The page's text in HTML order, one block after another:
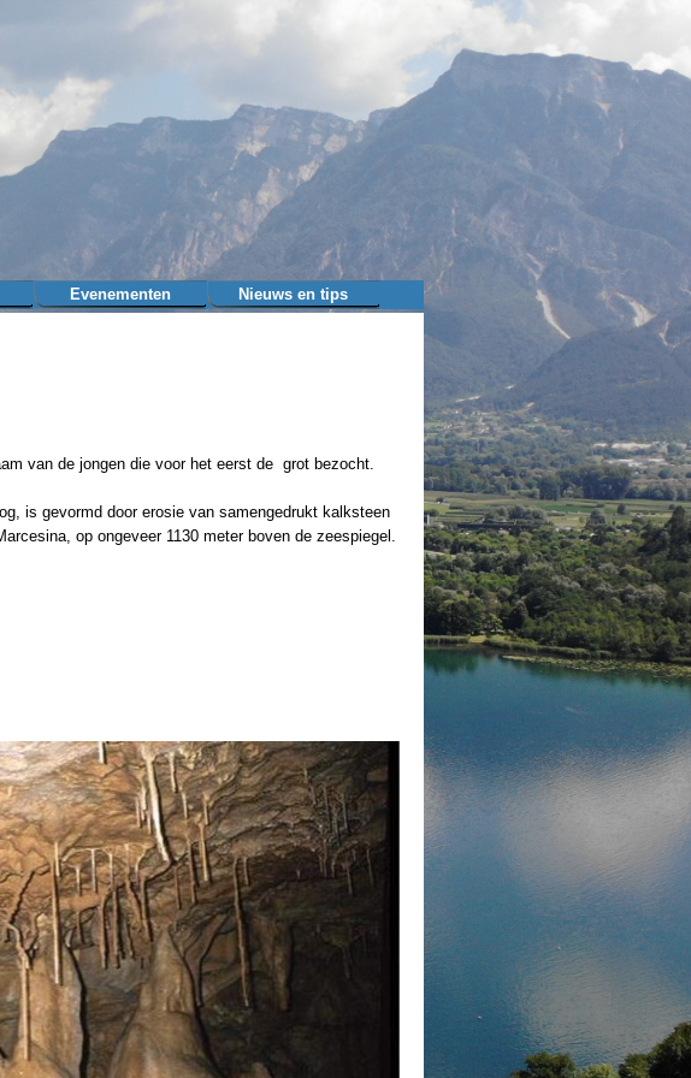
▼
Evenementen Nieuws en tips
van de jongen die voor het eerst de grot bezocht.
is gevormd door erosie van samengedrukt kalksteen
op ongeveer 1130 meter boven de zeespiegel.